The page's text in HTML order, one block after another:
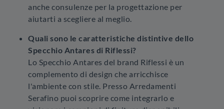
anche consulenze per la progettazione per
aiutarti a scegliere al meglio.
Quali sono le caratteristiche distintive dello
Specchio Antares di Riflessi?
Lo Specchio Antares del brand Riflessi è un
complemento di design che arricchisce
l'ambiente con stile. Presso Arredamenti
Serafino puoi scoprire come integrarlo e